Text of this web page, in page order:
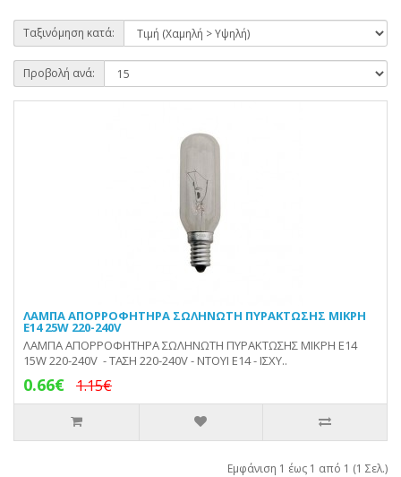
Ταξινόμηση κατά:
Προβολή ανά:
ΛΑΜΠΑ ΑΠΟΡΡΟΦΗΤΗΡΑ ΣΩΛΗΝΩΤΗ ΠΥΡΑΚΤΩΣΗΣ ΜΙΚΡΗ
Ε14 25W 220-240V
ΛΑΜΠΑ ΑΠΟΡΡΟΦΗΤΗΡΑ ΣΩΛΗΝΩΤΗ ΠΥΡΑΚΤΩΣΗΣ ΜΙΚΡΗ Ε14
15W 220-240V - ΤΑΣΗ 220-240V - ΝΤΟΥΙ Ε14 - ΙΣΧΥ..
0.66€ 1.15€
Εμφάνιση 1 έως 1 από 1 (1 Σελ.)